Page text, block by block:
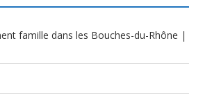
famille dans les Bouches-du-Rhône |